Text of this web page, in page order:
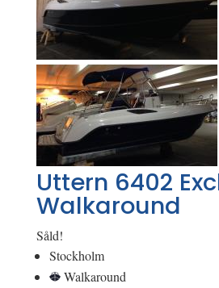
Uttern 6402
Walkaround
Såld!
Stockholm
Walkaround